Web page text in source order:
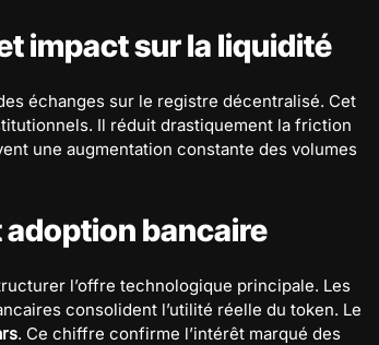
impact sur la liquidité
échanges sur le registre décentralisé. Cet
Il réduit drastiquement la friction
une augmentation constante des volumes
adoption bancaire
l’offre technologique principale. Les
consolident l’utilité réelle du token. Le
. Ce chiffre confirme l’intérêt marqué des